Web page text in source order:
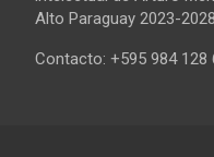
Alto Paraguay 2023-2028
Contacto: +595 984 128